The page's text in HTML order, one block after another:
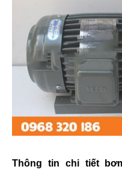
Thông tin chi tiết